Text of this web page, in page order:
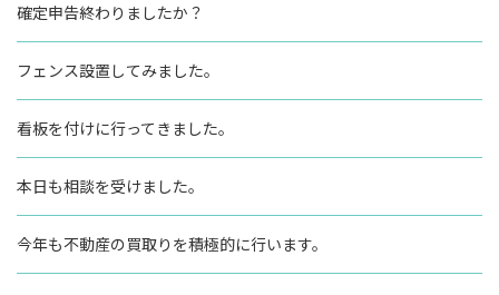
確定申告終わりましたか？
フェンス設置してみました。
看板を付けに行ってきました。
本日も相談を受けました。
今年も不動産の買取りを積極的に行います。